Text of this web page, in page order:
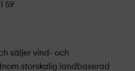
59
säljer vind- och
storskalig landbaserad